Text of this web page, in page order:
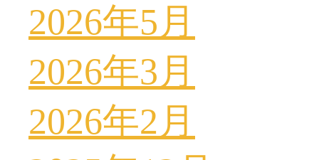
2026年5月
2026年3月
2026年2月